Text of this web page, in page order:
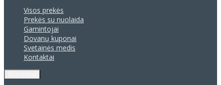
Visos prekės
Prekės su nuolaida
Gamintojai
Dovanų kuponai
Svetainės medis
Kontaktai